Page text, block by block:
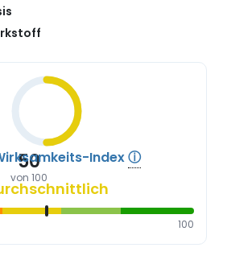
50
von 100
Indexⓘ
100